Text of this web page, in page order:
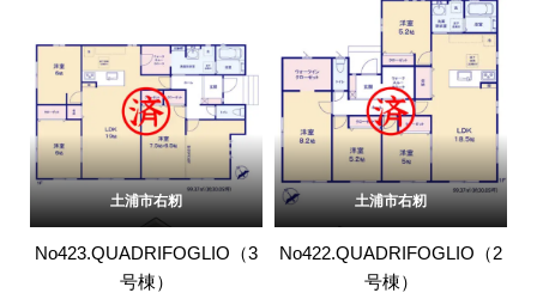
土浦市右籾
No423.QUADRIFOGLIO（3
号棟）
土浦市右籾
No422.QUADRIFOGLIO（2
号棟）